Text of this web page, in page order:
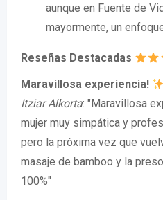
aunque en Fuente de
mayormente, un
Reseñas Destacadas
Maravillosa experiencia!
Itziar Alkorta: "Maravillosa
mujer muy simpática y
pero la próxima vez que
masaje de bamboo y la
100%"